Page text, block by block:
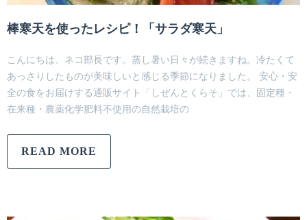
棒寒天を使ったレシピ！「サラダ寒天」
こんにちは、ネコ部長です。蒸し暑い日々が続きますね。冷たくて
あっさりしたものが美味しいと感じる季節になりました。 安心・安
全の食をお届けする通販サイト「しぜんとくらそ」では、固定種・
在来種・農薬化学肥料不使用の自然栽培の
READ MORE